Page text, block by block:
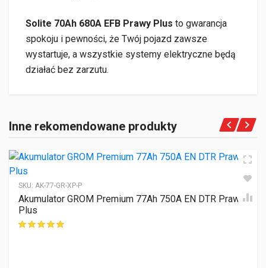
Solite 70Ah 680A EFB Prawy Plus to gwarancja
spokoju i pewności, że Twój pojazd zawsze
wystartuje, a wszystkie systemy elektryczne będą
działać bez zarzutu.
Inne rekomendowane produkty
SKU: AK-77-GR-XP-P
Akumulator GROM Premium 77Ah 750A EN DTR Prawy
Plus